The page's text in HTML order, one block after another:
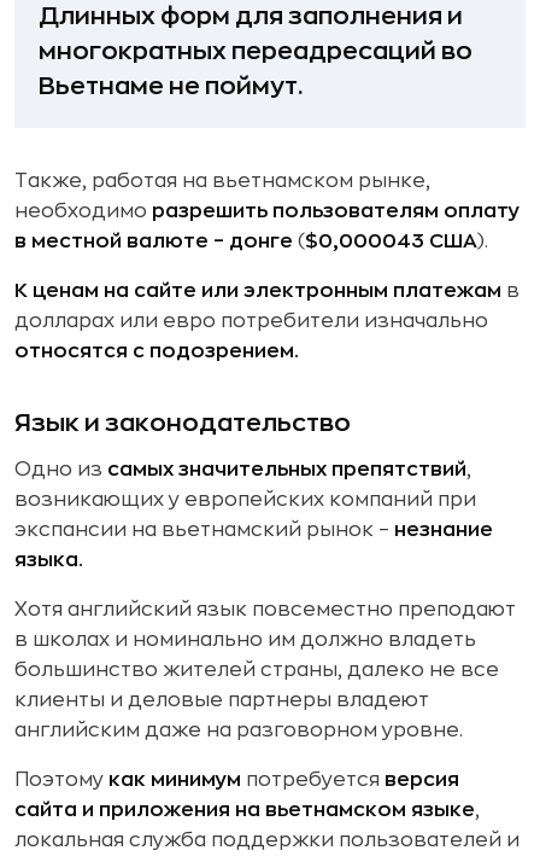
Длинных форм для заполнения и
многократных переадресаций во
Вьетнаме не поймут.
Также, работая на вьетнамском рынке,
необходимо разрешить пользователям оплату
в местной валюте – донге ($0,000043 США).
К ценам на сайте или электронным платежам в
долларах или евро потребители изначально
относятся с подозрением.
Язык и законодательство
Одно из самых значительных препятствий,
возникающих у европейских компаний при
экспансии на вьетнамский рынок – незнание
языка.
Хотя английский язык повсеместно преподают
в школах и номинально им должно владеть
большинство жителей страны, далеко не все
клиенты и деловые партнеры владеют
английским даже на разговорном уровне.
Поэтому как минимум потребуется версия
сайта и приложения на вьетнамском языке,
локальная служба поддержки пользователей и